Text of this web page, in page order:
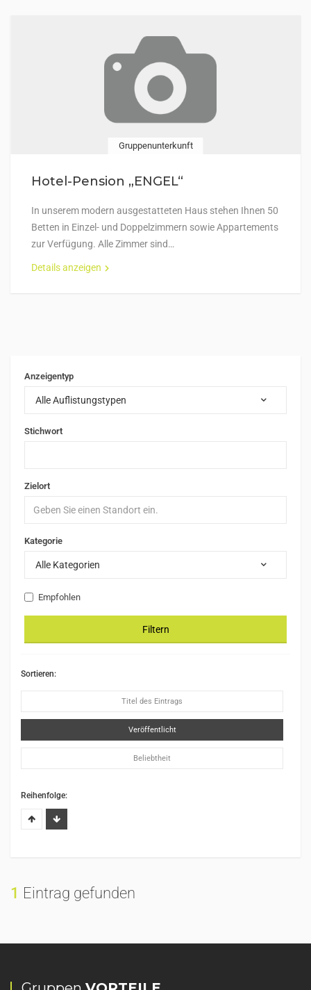
Gruppenunterkunft
Hotel-Pension „ENGEL“
In unserem modern ausgestatteten Haus stehen Ihnen 50
Betten in Einzel- und Doppelzimmern sowie Appartements
zur Verfügung. Alle Zimmer sind…
Details anzeigen
Anzeigentyp
Alle Auflistungstypen
Stichwort
Zielort
Kategorie
Alle Kategorien
Empfohlen
Filtern
Sortieren:
Titel des Eintrags
Veröffentlicht
Beliebtheit
Reihenfolge:
1 Eintrag gefunden